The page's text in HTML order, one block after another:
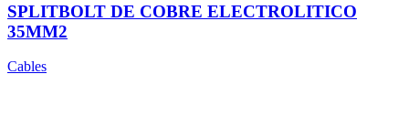
SPLITBOLT DE COBRE ELECTROLITICO
35MM2
Cables